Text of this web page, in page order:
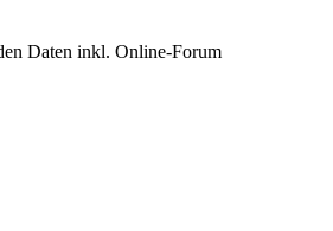
Daten inkl. Online-Forum